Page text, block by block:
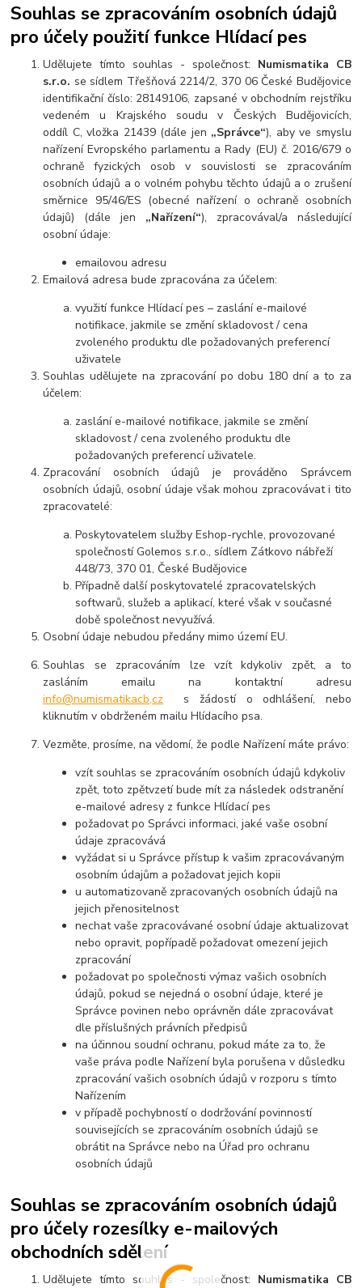
Souhlas se zpracováním osobních údajů
pro účely použití funkce Hlídací pes
Udělujete tímto souhlas - společnost: Numismatika CB
s.r.o. se sídlem Třešňová 2214/2, 370 06 České Budějovice
identifikační číslo: 28149106, zapsané v obchodním rejstříku
vedeném u Krajského soudu v Českých Budějovicích,
oddíl C, vložka 21439 (dále jen „Správce“), aby ve smyslu
nařízení Evropského parlamentu a Rady (EU) č. 2016/679 o
ochraně fyzických osob v souvislosti se zpracováním
osobních údajů a o volném pohybu těchto údajů a o zrušení
směrnice 95/46/ES (obecné nařízení o ochraně osobních
údajů) (dále jen „Nařízení“), zpracovával/a následující
osobní údaje:
emailovou adresu
Emailová adresa bude zpracována za účelem:
využití funkce Hlídací pes – zaslání e-mailové
notifikace, jakmile se změní skladovost / cena
zvoleného produktu dle požadovaných preferencí
uživatele
Souhlas udělujete na zpracování po dobu 180 dní a to za
účelem:
zaslání e-mailové notifikace, jakmile se změní
skladovost / cena zvoleného produktu dle
požadovaných preferencí uživatele.
Zpracování osobních údajů je prováděno Správcem
osobních údajů, osobní údaje však mohou zpracovávat i tito
zpracovatelé:
Poskytovatelem služby Eshop-rychle, provozované
společností Golemos s.r.o., sídlem Zátkovo nábřeží
448/73, 370 01, České Budějovice
Případně další poskytovatelé zpracovatelských
softwarů, služeb a aplikací, které však v současné
době společnost nevyužívá.
Osobní údaje nebudou předány mimo území EU.
Souhlas se zpracováním lze vzít kdykoliv zpět, a to
zasláním emailu na kontaktní adresu
info@numismatikacb,cz s žádostí o odhlášení, nebo
kliknutím v obdrženém mailu Hlídacího psa.
Vezměte, prosíme, na vědomí, že podle Nařízení máte právo:
vzít souhlas se zpracováním osobních údajů kdykoliv
zpět, toto zpětvzetí bude mít za následek odstranění
e-mailové adresy z funkce Hlídací pes
požadovat po Správci informaci, jaké vaše osobní
údaje zpracovává
vyžádat si u Správce přístup k vašim zpracovávaným
osobním údajům a požadovat jejich kopii
u automatizovaně zpracovaných osobních údajů na
jejich přenositelnost
nechat vaše zpracovávané osobní údaje aktualizovat
nebo opravit, popřípadě požadovat omezení jejich
zpracování
požadovat po společnosti výmaz vašich osobních
údajů, pokud se nejedná o osobní údaje, které je
Správce povinen nebo oprávněn dále zpracovávat
dle příslušných právních předpisů
na účinnou soudní ochranu, pokud máte za to, že
vaše práva podle Nařízení byla porušena v důsledku
zpracování vašich osobních údajů v rozporu s tímto
Nařízením
v případě pochybností o dodržování povinností
souvisejících se zpracováním osobních údajů se
obrátit na Správce nebo na Úřad pro ochranu
osobních údajů
Souhlas se zpracováním osobních údajů
pro účely rozesílky e-mailových
obchodních sdělení
Udělujete tímto souhlas - společnost: Numismatika CB